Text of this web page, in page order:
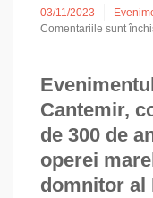
03/11/2023
Comentariile sunt
Cantemir,
contemporanul
nostru
de
300
de
ani
Cantemir,
de 300 de
operei
domnitor al